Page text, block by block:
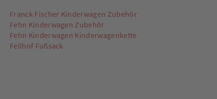
Franck Fischer Kinderwagen Zubehör
Fehn Kinderwagen Zubehör
Fehn Kinderwagen Kinderwagenkette
Fellhof Fußsack